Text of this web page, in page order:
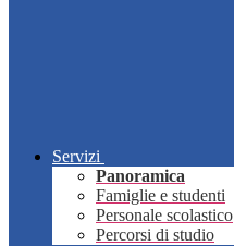
Servizi
Panoramica
Famiglie e studenti
Personale scolastico
Percorsi di studio